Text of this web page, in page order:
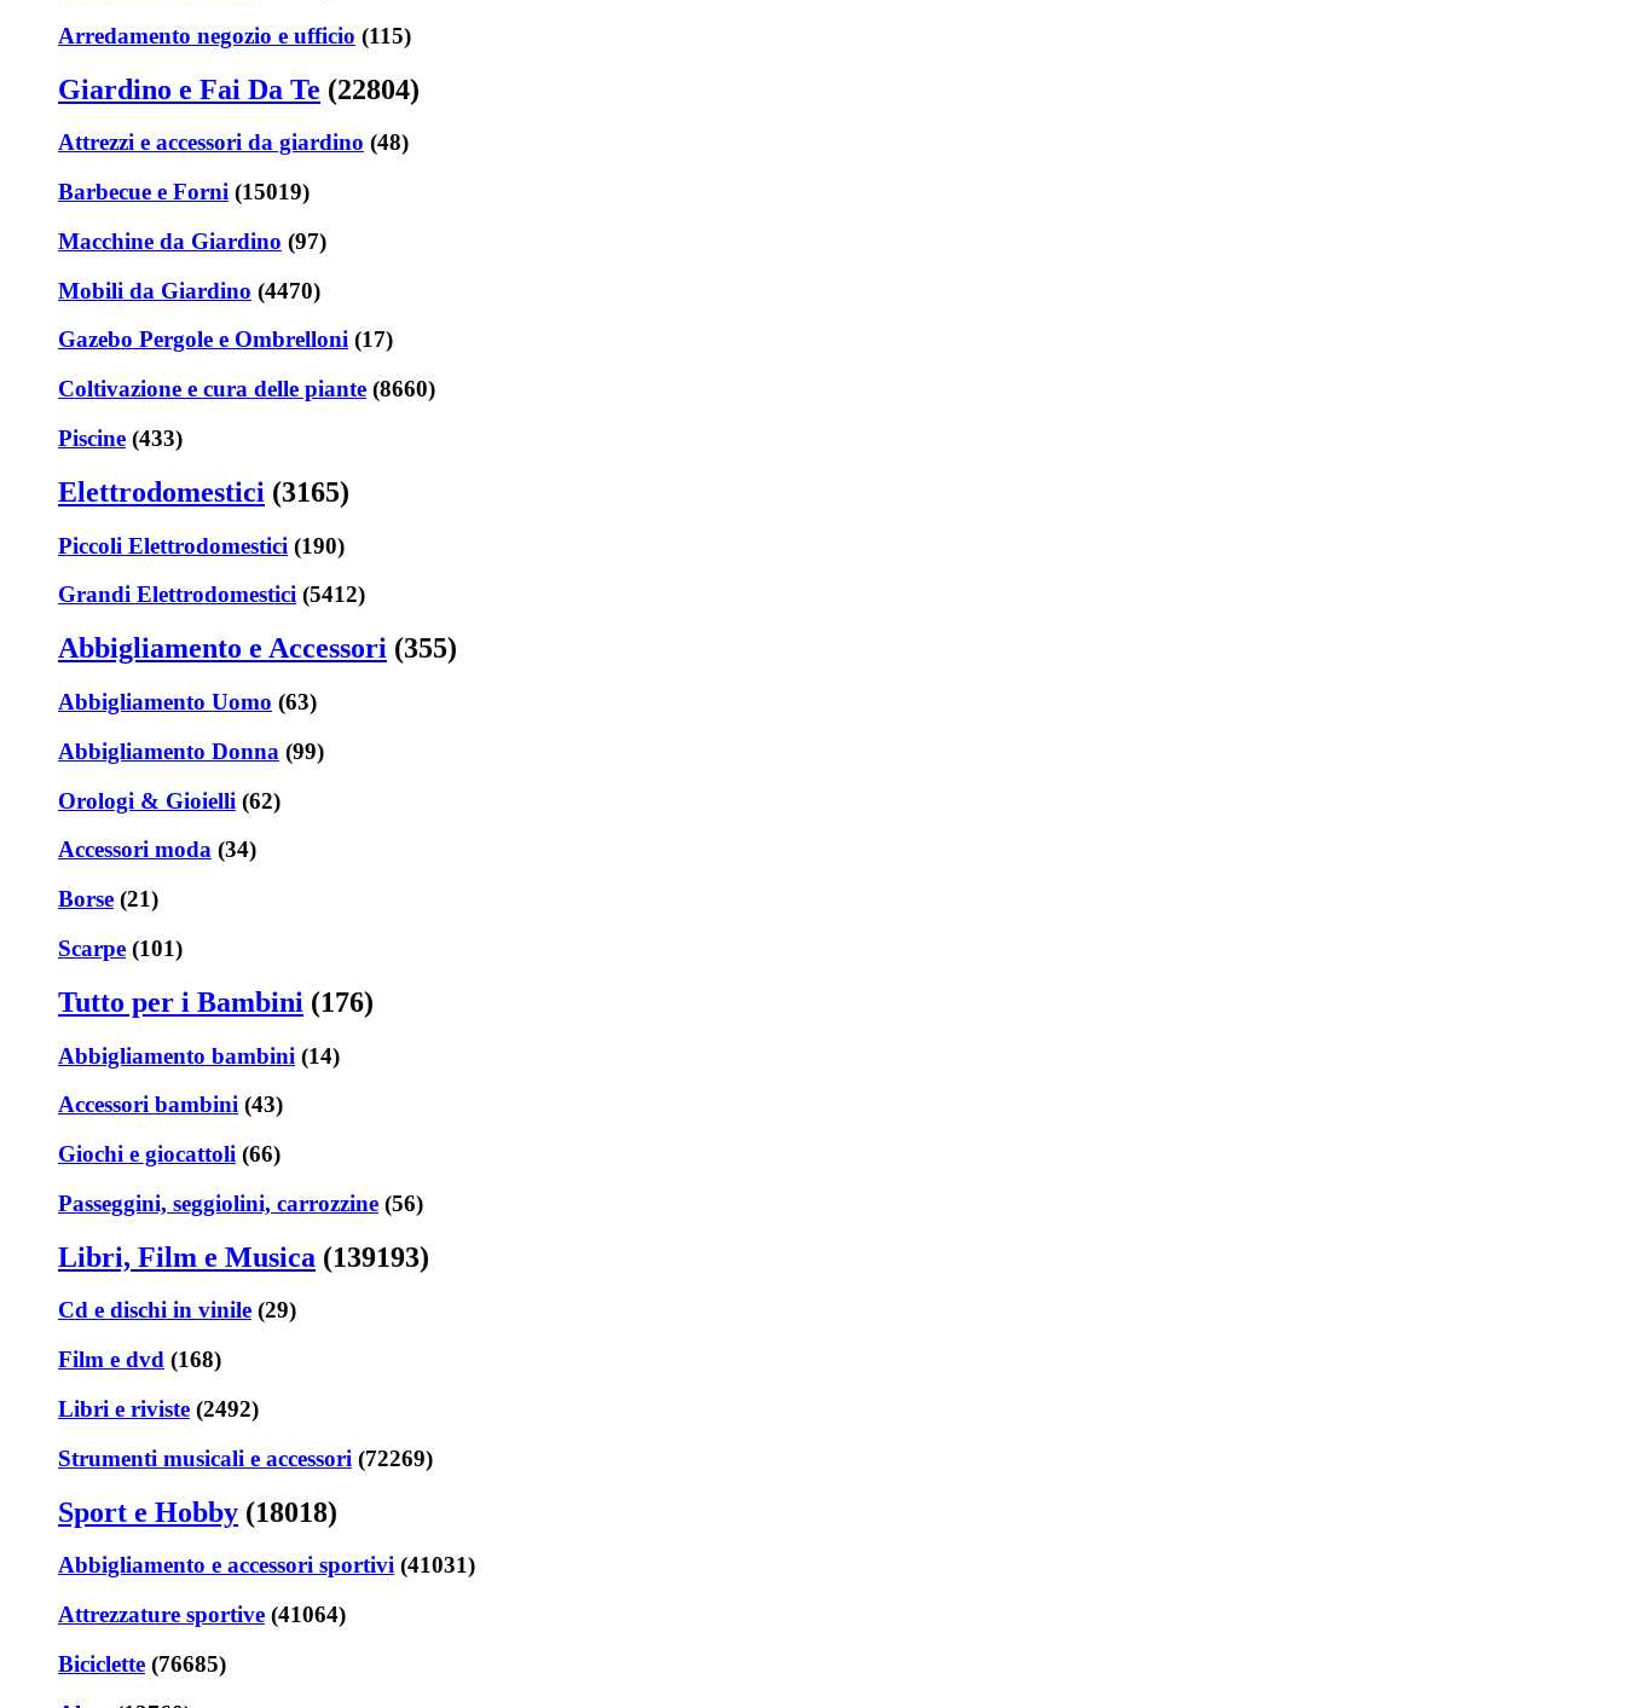
Arredamento negozio e ufficio (115)
Giardino e Fai Da Te (22804)
Attrezzi e accessori da giardino (48)
Barbecue e Forni (15019)
Macchine da Giardino (97)
Mobili da Giardino (4470)
Gazebo Pergole e Ombrelloni (17)
Coltivazione e cura delle piante (8660)
Piscine (433)
Elettrodomestici (3165)
Piccoli Elettrodomestici (190)
Grandi Elettrodomestici (5412)
Abbigliamento e Accessori (355)
Abbigliamento Uomo (63)
Abbigliamento Donna (99)
Orologi & Gioielli (62)
Accessori moda (34)
Borse (21)
Scarpe (101)
Tutto per i Bambini (176)
Abbigliamento bambini (14)
Accessori bambini (43)
Giochi e giocattoli (66)
Passeggini, seggiolini, carrozzine (56)
Libri, Film e Musica (139193)
Cd e dischi in vinile (29)
Film e dvd (168)
Libri e riviste (2492)
Strumenti musicali e accessori (72269)
Sport e Hobby (18018)
Abbigliamento e accessori sportivi (41031)
Attrezzature sportive (41064)
Biciclette (76685)